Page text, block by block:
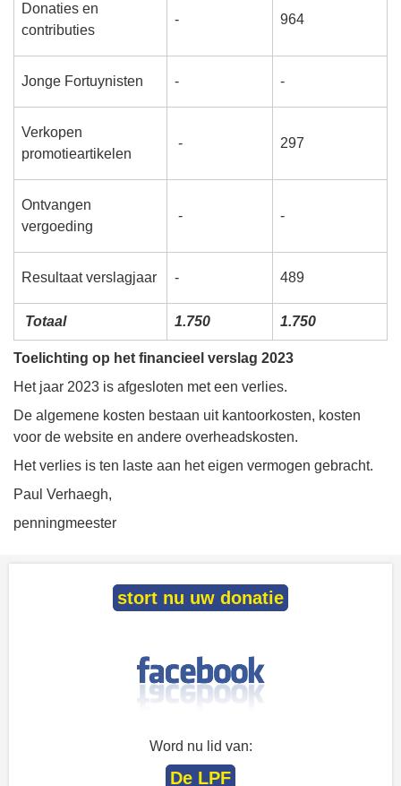
Donaties en
contributies
- 964
Jonge Fortuynisten - -
Verkopen
promotieartikelen
- 297
Ontvangen
vergoeding
- -
Resultaat verslagjaar - 489
Totaal 1.750 1.750
Toelichting op het financieel verslag 2023
Het jaar 2023 is afgesloten met een verlies.
De algemene kosten bestaan uit kantoorkosten, kosten
voor de website en andere overheadskosten.
Het verlies is ten laste aan het eigen vermogen gebracht.
Paul Verhaegh,
penningmeester
stort nu uw donatie
Word nu lid van:
De LPF